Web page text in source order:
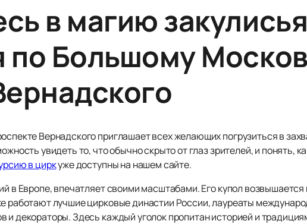
в магию
по Большому
Вернадского приглашает всех желающих погрузиться в
увидеть то, что обычно скрыто от глаз зрителей, и понять,
в циркуже доступны на нашем сайте.
в Европе, впечатляет своими масштабами. Его купол возвышается
работают лучшие цирковые династии России, лауреаты
декораторы. Здесь каждый уголок пропитан историей и